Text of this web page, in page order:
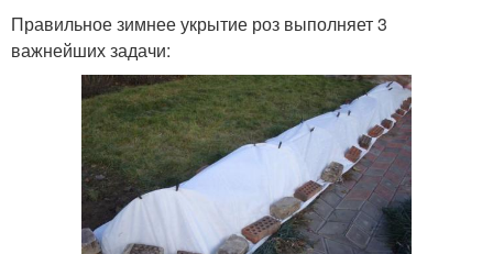
Правильное зимнее укрытие роз выполняет 3
важнейших задачи: